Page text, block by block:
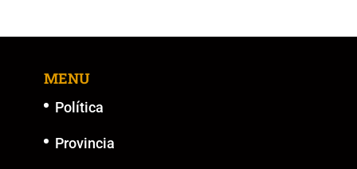
b
o
k
A Li n
MENU
Política
Provincia